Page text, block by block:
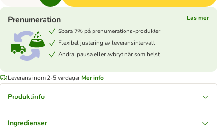
Prenumeration
Läs mer
Spara 7% på prenumerations-produkter
Flexibel justering av leveransintervall
Ändra, pausa eller avbryt när som helst
Leverans inom 2-5 vardagar Mer info
Produktinfo
Ingredienser